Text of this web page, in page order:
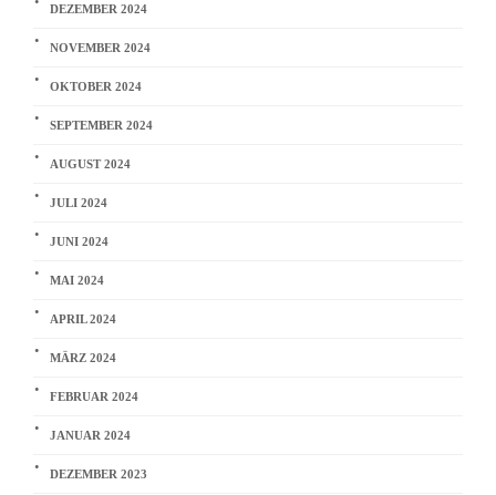
DEZEMBER 2024
NOVEMBER 2024
OKTOBER 2024
SEPTEMBER 2024
AUGUST 2024
JULI 2024
JUNI 2024
MAI 2024
APRIL 2024
MÄRZ 2024
FEBRUAR 2024
JANUAR 2024
DEZEMBER 2023